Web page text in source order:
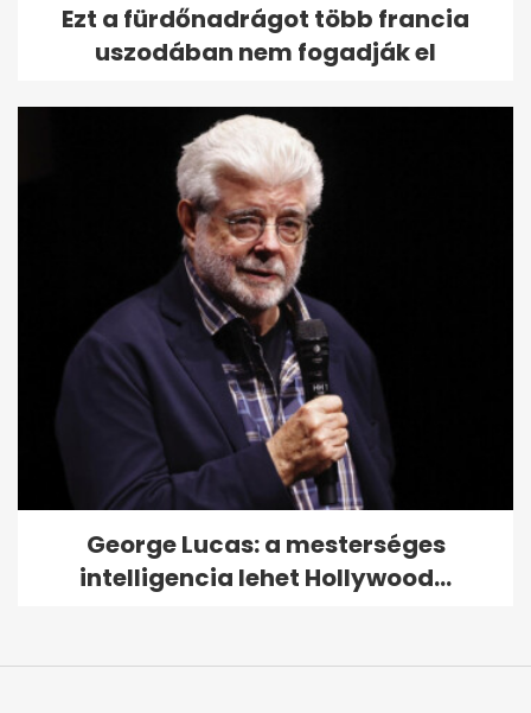
Ezt a fürdőnadrágot több francia
uszodában nem fogadják el
George Lucas: a mesterséges
intelligencia lehet Hollywood...